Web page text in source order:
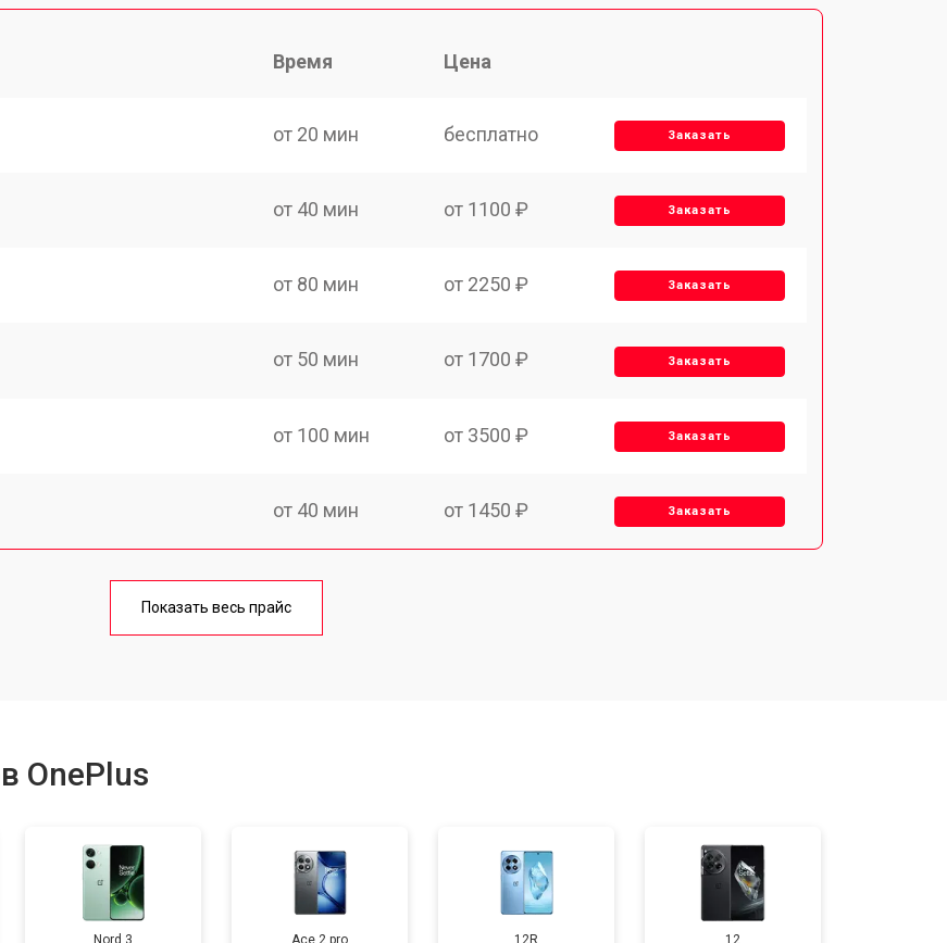
Время Цена
от 20 мин бесплатно Заказать
от 40 мин от 1100 ₽ Заказать
от 80 мин от 2250 ₽ Заказать
от 50 мин от 1700 ₽ Заказать
от 100 мин от 3500 ₽ Заказать
от 40 мин от 1450 ₽ Заказать
от 70 мин
от 60 мин от 1400 ₽ Заказать
Показать весь прайс
OnePlus
Nord 3 Ace 2 pro 12R 12